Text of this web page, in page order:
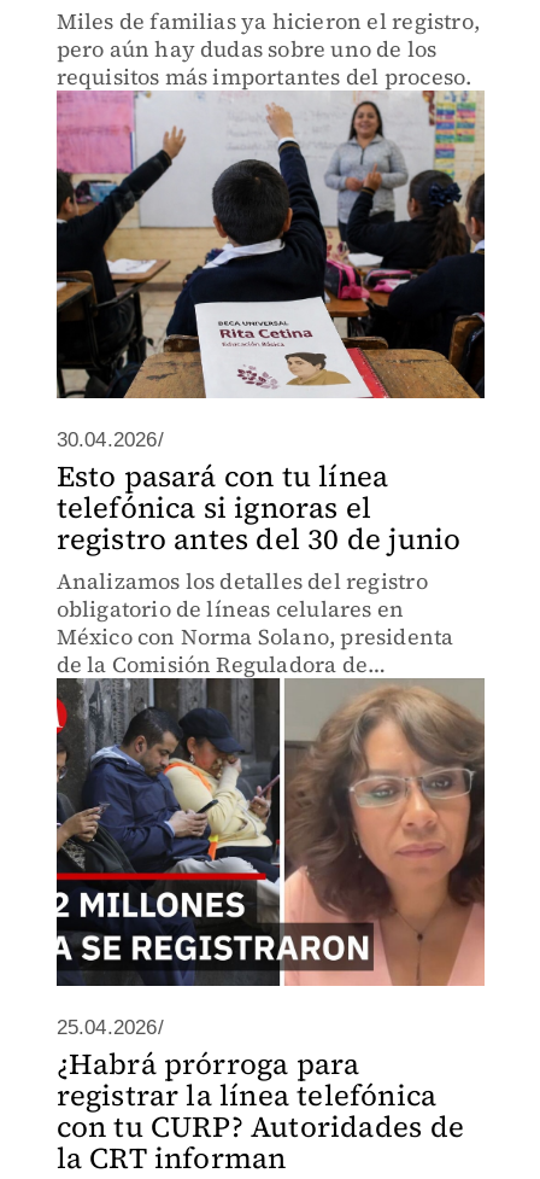
Miles de familias ya hicieron el registro,
pero aún hay dudas sobre uno de los
requisitos más importantes del proceso.
30.04.2026/
Esto pasará con tu línea
telefónica si ignoras el
registro antes del 30 de junio
Analizamos los detalles del registro
obligatorio de líneas celulares en
México con Norma Solano, presidenta
de la Comisión Reguladora de
Telecomunicaciones, ante el límite del
30 de junio de 2026.
25.04.2026/
¿Habrá prórroga para
registrar la línea telefónica
con tu CURP? Autoridades de
la CRT informan